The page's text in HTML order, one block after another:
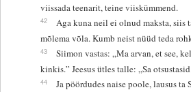
viissada teenarit, teine viiskümmend.
42
Aga kuna neil ei olnud maksta, siis
mõlema võla. Kumb neist nüüd teda
43
Siimon vastas: „Ma arvan, et see,
kinkis.” Jeesus ütles talle: „Sa
44
Ja pöördudes naise poole, lausus ta